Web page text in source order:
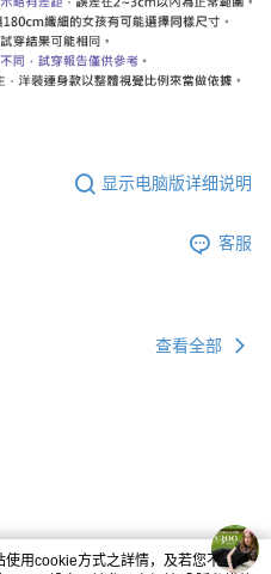
显示电脑版详细说明
客服
查看全部
用cookie方式之詳情，及若您不希望